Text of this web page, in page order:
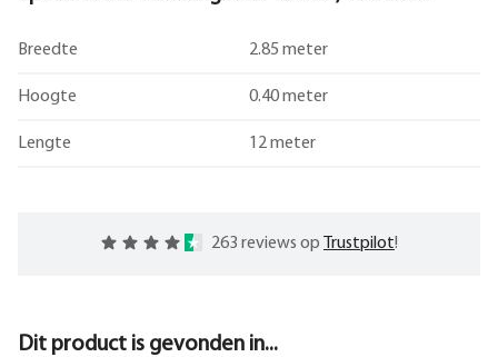
Breedte 2.85 meter
Hoogte 0.40 meter
Lengte 12 meter
263 reviews op Trustpilot!
Dit product is gevonden in...